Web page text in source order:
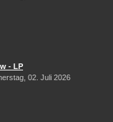
- LP
02. Juli 2026